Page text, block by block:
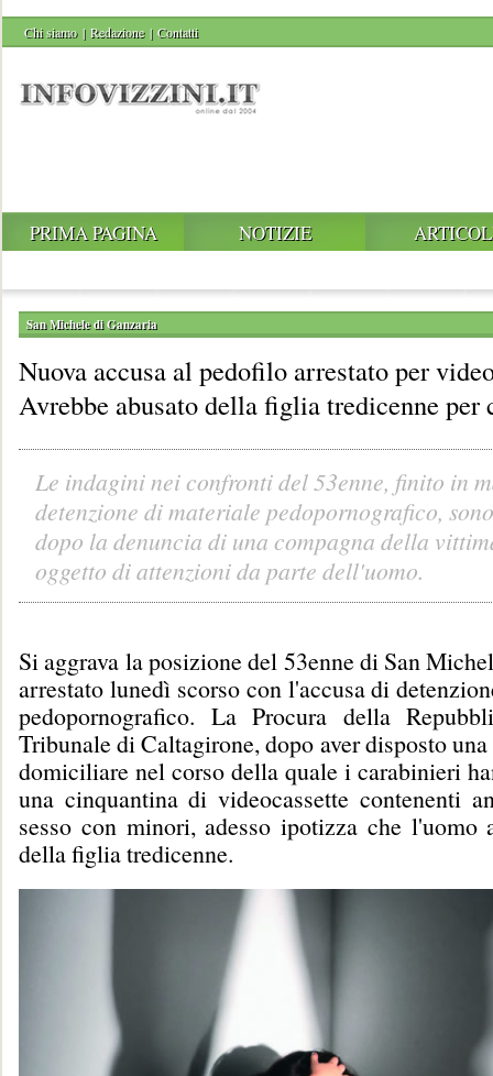
Chi siamo | Redazione | Contatti
PRIMA PAGINA NOTIZIE
San Michele di Ganzaria
Nuova accusa al pedofilo arrestato per
Avrebbe abusato della figlia tredicenne per
Le indagini nei confronti del 53enne, finito in
detenzione di materiale pedopornografico,
dopo la denuncia di una compagna della
oggetto di attenzioni da parte dell'uomo.
Si aggrava la posizione del 53enne di San
arrestato lunedì scorso con l'accusa di
pedopornografico. La Procura della
Tribunale di Caltagirone, dopo aver disposto
domiciliare nel corso della quale i carabinieri
una cinquantina di videocassette contenenti
sesso con minori, adesso ipotizza che l'uomo
della figlia tredicenne.